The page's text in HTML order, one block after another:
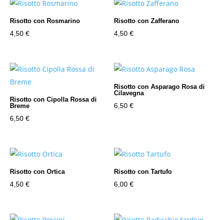
Risotto con Rosmarino
4,50 €
Risotto con Zafferano
4,50€
Risotto con Cipolla Rossa di
Breme
6,50 €
Risotto con Asparago Rosa di
Cilavegna
6,50€
Risotto con Ortica
4,50 €
Risotto con Tartufo
6,00€